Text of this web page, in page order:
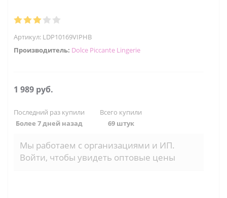
Артикул: LDP10169VIPHB
Производитель: Dolce Piccante Lingerie
1 989 руб.
Последний раз купили
Более 7 дней назад
Всего купили
69 штук
Мы работаем с организациями и ИП.
Войти, чтобы увидеть оптовые цены